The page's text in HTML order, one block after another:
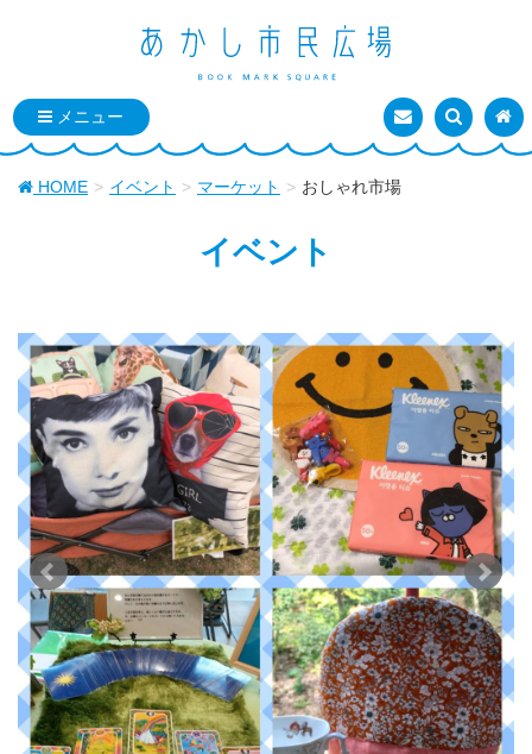
お問い合わせ
検索を表
ト
HOME イベント マーケット おしゃれ市場
イベント